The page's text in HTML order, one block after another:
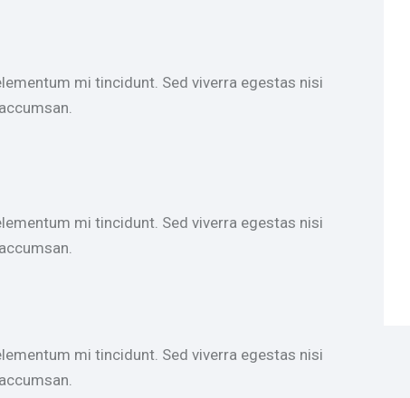
mi tincidunt. Sed viverra egestas nisi
mi tincidunt. Sed viverra egestas nisi
mi tincidunt. Sed viverra egestas nisi